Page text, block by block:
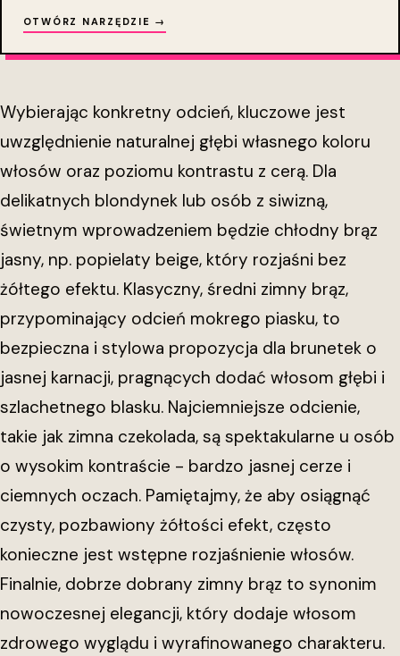
OTWÓRZ NARZĘDZIE →
Wybierając konkretny odcień, kluczowe jest
uwzględnienie naturalnej głębi własnego koloru
włosów oraz poziomu kontrastu z cerą. Dla
delikatnych blondynek lub osób z siwizną,
świetnym wprowadzeniem będzie chłodny brąz
jasny, np. popielaty beige, który rozjaśni bez
żółtego efektu. Klasyczny, średni zimny brąz,
przypominający odcień mokrego piasku, to
bezpieczna i stylowa propozycja dla brunetek o
jasnej karnacji, pragnących dodać włosom głębi i
szlachetnego blasku. Najciemniejsze odcienie,
takie jak zimna czekolada, są spektakularne u osób
o wysokim kontraście - bardzo jasnej cerze i
ciemnych oczach. Pamiętajmy, że aby osiągnąć
czysty, pozbawiony żółtości efekt, często
konieczne jest wstępne rozjaśnienie włosów.
Finalnie, dobrze dobrany zimny brąz to synonim
nowoczesnej elegancji, który dodaje włosom
zdrowego wyglądu i wyrafinowanego charakteru.